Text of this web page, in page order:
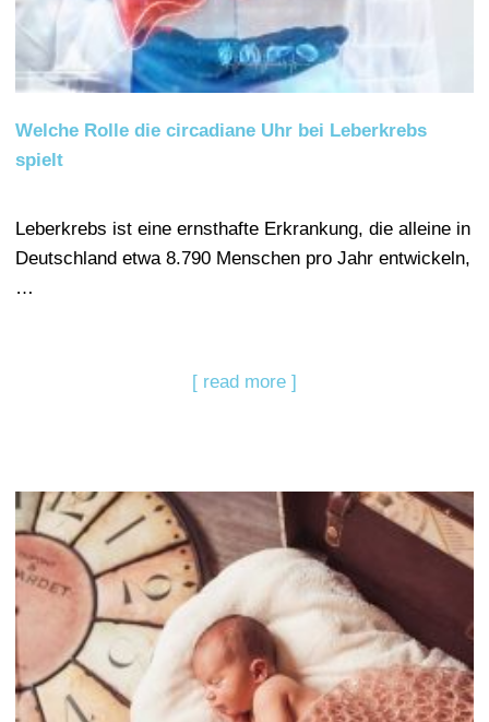
Welche Rolle die circadiane Uhr bei Leberkrebs
spielt
Leberkrebs ist eine ernsthafte Erkrankung, die alleine in
Deutschland etwa 8.790 Menschen pro Jahr entwickeln,
…
[ read more ]